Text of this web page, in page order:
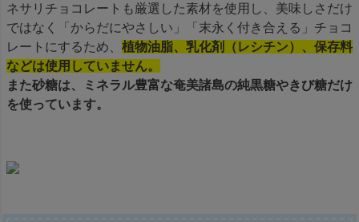
ネサリチョコレートも厳選した素材を使用し、美味しさだけ
ではなく「からだにやさしい」「末永く付き合える」チョコ
レートにするため、 植物油脂、乳化剤（レシチン）、保存料
などは使用していません。
また砂糖は、ミネラル豊富な奄美諸島の純黒糖やきび糖だけ
を使っています。